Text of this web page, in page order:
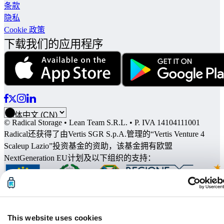
This website uses cookies
条款
隐私
Cookie 政策
下载我们的应用程序
© Radical Storage • Lean Team S.R.L. • P. IVA 14104111001
Radical还获得了由Vertis SGR S.p.A.管理的“Vertis Venture 4
Scaleup Lazio”投资基金的资助，该基金拥有欧盟
NextGeneration EU计划及以下组织的支持：